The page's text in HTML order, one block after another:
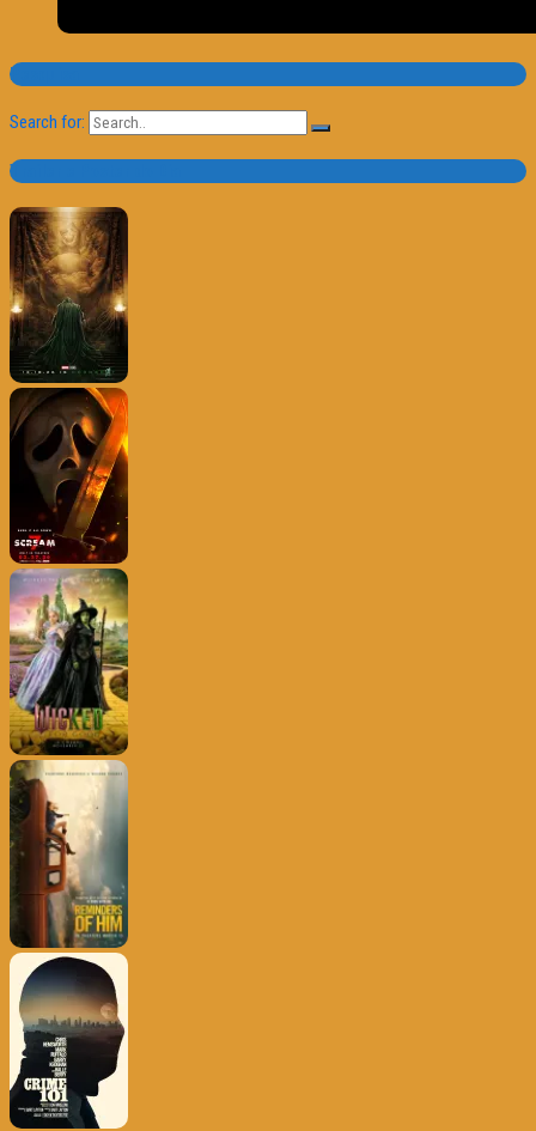
Pesquisa
Search for:
Trailer e Poster do Dia